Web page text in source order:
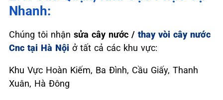
Nhanh:
Chúng tôi nhận sửa cây nước / thay vòi cây nước
Cnc tại Hà Nội ở tất cả các khu vực:
Khu Vực Hoàn Kiếm, Ba Đình, Cầu Giấy, Thanh
Xuân, Hà Đông